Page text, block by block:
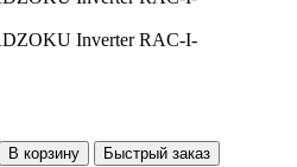
В корзину
Быстрый заказ